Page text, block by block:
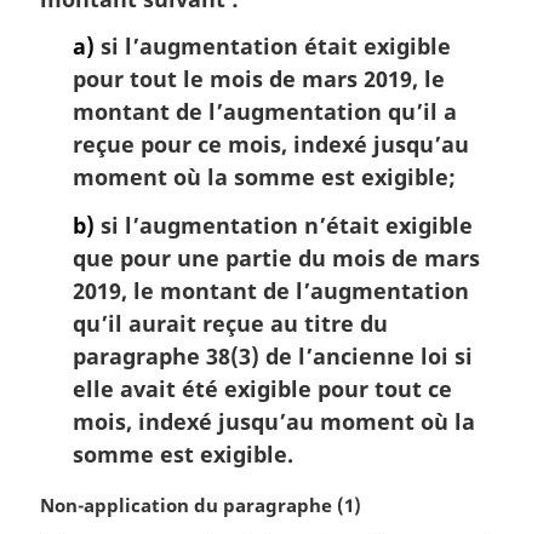
a) si l’augmentation était exigible
pour tout le mois de mars 2019, le
montant de l’augmentation qu’il a
reçue pour ce mois, indexé jusqu’au
moment où la somme est exigible;
b) si l’augmentation n’était exigible
que pour une partie du mois de mars
2019, le montant de l’augmentation
qu’il aurait reçue au titre du
paragraphe 38(3) de l’ancienne loi si
elle avait été exigible pour tout ce
mois, indexé jusqu’au moment où la
somme est exigible.
N
Non-application du paragraphe (1)